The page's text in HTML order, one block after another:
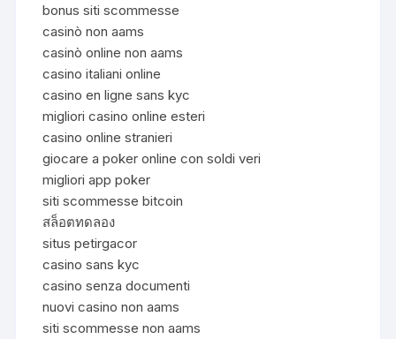
bonus siti scommesse
casinò non aams
casinò online non aams
casino italiani online
casino en ligne sans kyc
migliori casino online esteri
casino online stranieri
giocare a poker online con soldi veri
migliori app poker
siti scommesse bitcoin
สล็อตทดลอง
situs petirgacor
casino sans kyc
casino senza documenti
nuovi casino non aams
siti scommesse non aams